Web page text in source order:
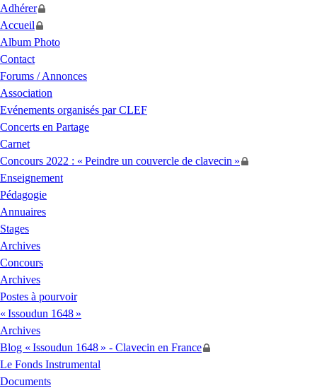
Adhérer
Accueil
Album Photo
Contact
Forums / Annonces
Association
Evénements organisés parCLEF
Concerts en Partage
Carnet
Concours 2022 : « Peindre un couvercle de clavecin »
Enseignement
Pédagogie
Annuaires
Stages
Archives
Concours
Archives
Postes à pourvoir
« Issoudun 1648 »
Archives
Blog « Issoudun 1648 » - Clavecin en France
Le Fonds Instrumental
Documents